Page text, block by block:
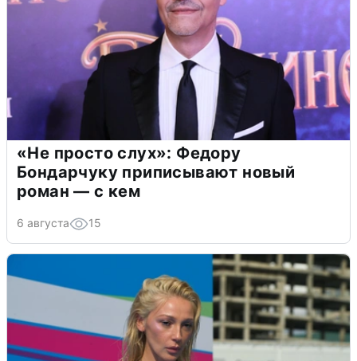
«Не просто слух»: Федору
Бондарчуку приписывают новый
роман — с кем
6 августа 15